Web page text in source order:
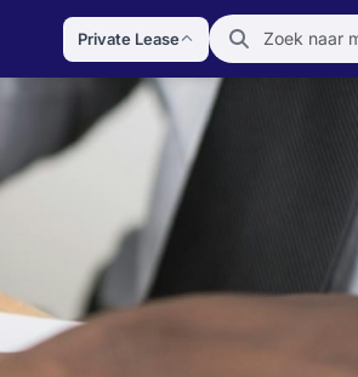
Private Lease